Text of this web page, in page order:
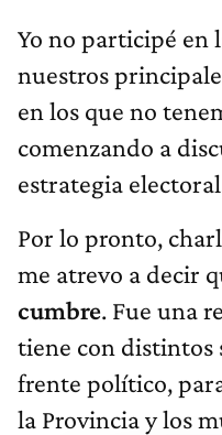
Yo no participé en
nuestros
en los que no
comenzando a
estrategia
Por lo pronto,
me atrevo a decir
cumbre. Fue una
tiene con distintos
frente político,
la Provincia y los